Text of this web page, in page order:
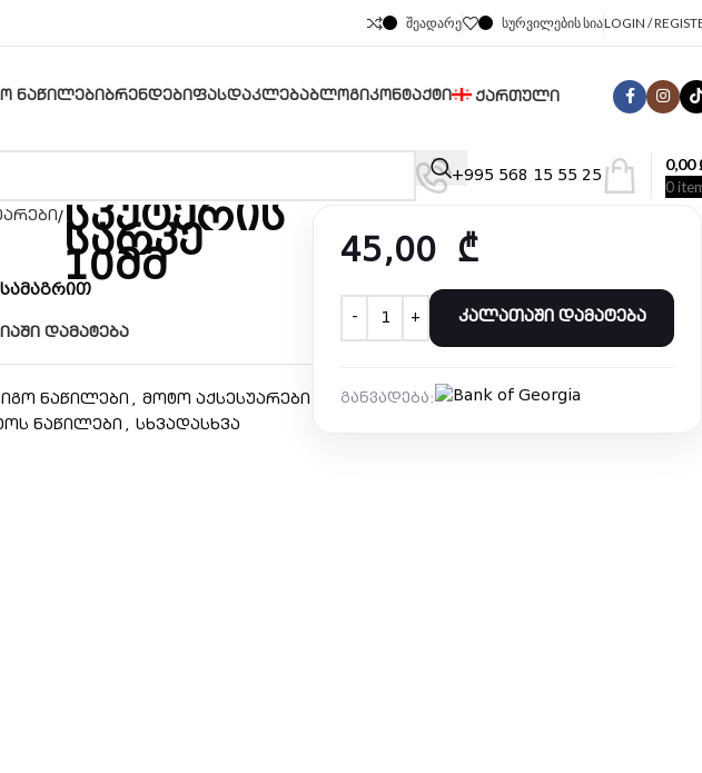
ᲨᲔᲐᲓᲐᲠᲔ ᲡᲣᲠᲕᲘᲚᲔᲑᲘᲡ ᲡᲘᲐLOGIN /
ᲜᲐᲬᲘᲚᲔᲑᲘ ᲑᲠᲔᲜᲓᲔᲑᲘ ᲤᲐᲡᲓᲐᲙᲚᲔᲑᲐᲑᲚᲝᲒᲘ ᲙᲝᲜᲢᲐᲥᲢᲘ ᲥᲐᲠᲗᲣᲚᲘ
+995 568 15 55 25
0
0,00
სკუტერის
სარკე
10მმ
დამატება
ნაწილები , მოტო აქსესუარები
ნაწილები , სხვადასხვა
45,00 ₾
ᲙᲐᲚᲐᲗᲐᲨᲘ ᲓᲐᲛᲐᲢᲔᲑᲐ
განვადება: